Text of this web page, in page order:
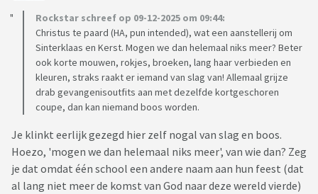
Rockstar schreef op 09-12-2025 om 09:44:
Christus te paard (HA, pun intended), wat een aanstellerij om
Sinterklaas en Kerst. Mogen we dan helemaal niks meer? Beter
ook korte mouwen, rokjes, broeken, lang haar verbieden en
kleuren, straks raakt er iemand van slag van! Allemaal grijze
drab gevangenisoutfits aan met dezelfde kortgeschoren
coupe, dan kan niemand boos worden.
Je klinkt eerlijk gezegd hier zelf nogal van slag en boos.
Hoezo, 'mogen we dan helemaal niks meer', van wie dan? Zeg
je dat omdat één school een andere naam aan hun feest (dat
al lang niet meer de komst van God naar deze wereld vierde)